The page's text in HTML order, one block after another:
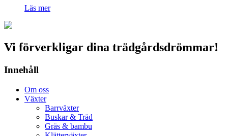
Läs mer
Vi förverkligar dina trädgårdsdrömmar!
Innehåll
Om oss
Växter
Barrväxter
Buskar & Träd
Gräs & bambu